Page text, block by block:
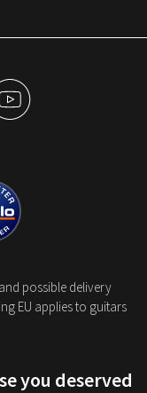
and possible delivery
EU applies to guitars
you deserved